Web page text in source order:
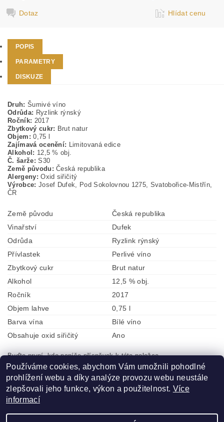
Dotaz Hlídat cenu
POPIS
PARAMETRY
DISKUZE
Druh: Šumivé víno
Odrůda: Ryzlink rýnský
Ročník: 2017
Zbytkový cukr: Brut natur
Objem:0,75 l
Zajímavá ocenění: Limitovaná edice
Alkohol: 12,5 % obj.
Č. šarže:S30
Země původu:Česká republika
Alergeny:Oxid siřičitý
Výrobce: Josef Dufek, Pod Sokolovnou 1275, Svatobořice-Mistřín,
ČR
Země původu
Česká republika
Vinařství
Dufek
Odrůda
Ryzlink rýnský
Přívlastek
Perlivé víno
Zbytkový cukr
Brut natur
Alkohol
12,5 % obj.
Ročník
2017
Objem lahve
0,75 l
Barva vína
Bílé víno
Obsahuje oxid siřičitý
Ano
Buďte první, kdo napíše příspěvek k této položce.
Přidat komentář
Používáme cookies, abychom Vám umožnili pohodlné
prohlížení webu a díky analýze provozu webu neustále
zlepšovali jeho funkce, výkon a použitelnost. Více
informací